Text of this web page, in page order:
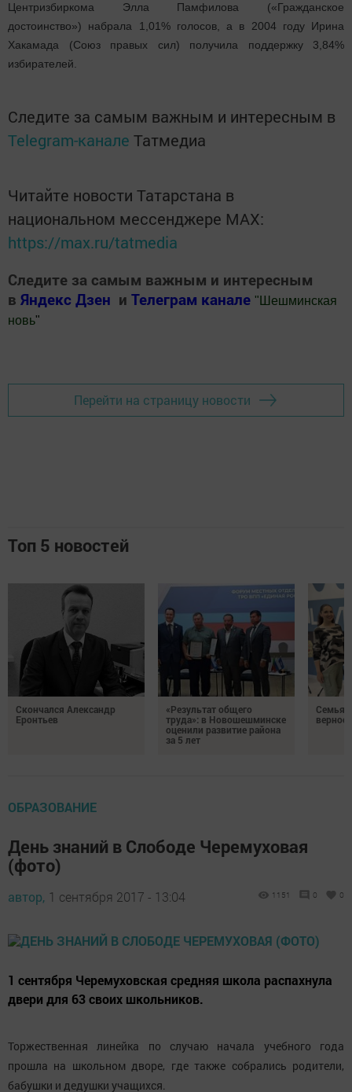
Центризбиркома Элла Памфилова («Гражданское
достоинство») набрала 1,01% голосов, а в 2004 году Ирина
Хакамада (Союз правых сил) получила поддержку 3,84%
избирателей.
Следите за самым важным и интересным в
Telegram-канале Татмедиа
Читайте новости Татарстана в
национальном мессенджере MАХ:
https://max.ru/tatmedia
Следите за самым важным и интересным
в Яндекс Дзен и Телеграм канале " Шешминская
новь"
Перейти на страницу новости
Топ 5 новостей
Скончался Александр
Еронтьев
«Результат общего
труда»: в Новошешминске
оценили развитие района
за 5 лет
Семья
ОБРАЗОВАНИЕ
День знаний в Слободе Черемуховая
(фото)
автор, 1 сентября 2017 - 13:04 1151 0 0
1 сентября Черемуховская средняя школа распахнула
двери для 63 своих школьников.
Торжественная линейка по случаю начала учебного года
прошла на школьном дворе, где также собрались родители,
бабушки и дедушки учащихся.